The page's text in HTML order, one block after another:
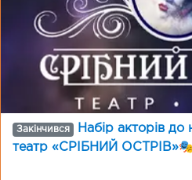
Закінчився
Набір акторів
театр «СРІБНИЙ